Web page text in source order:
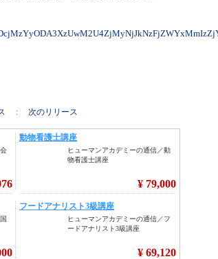
: 次のリリース